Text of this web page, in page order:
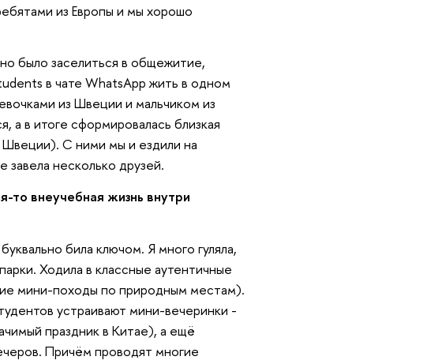
из Европы и мы хорошо
было заселиться в общежитие,
в чате WhatsApp жить в одном
из Швеции и мальчиком из
а в итоге сформировалась близкая
С ними мы и ездили на
несколько друзей.
то внеучебная жизнь внутри
била ключом. Я много гуляла,
Ходила в классные аутентичные
мини-походы по природным местам).
устраивают мини-вечеринки -
праздник в Китае), а ещё
Причём проводят многие